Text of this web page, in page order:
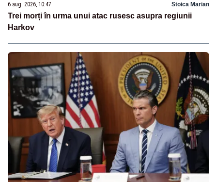
6 aug. 2026, 10:47 Stoica Marian
Trei morți în urma unui atac rusesc asupra regiunii
Harkov